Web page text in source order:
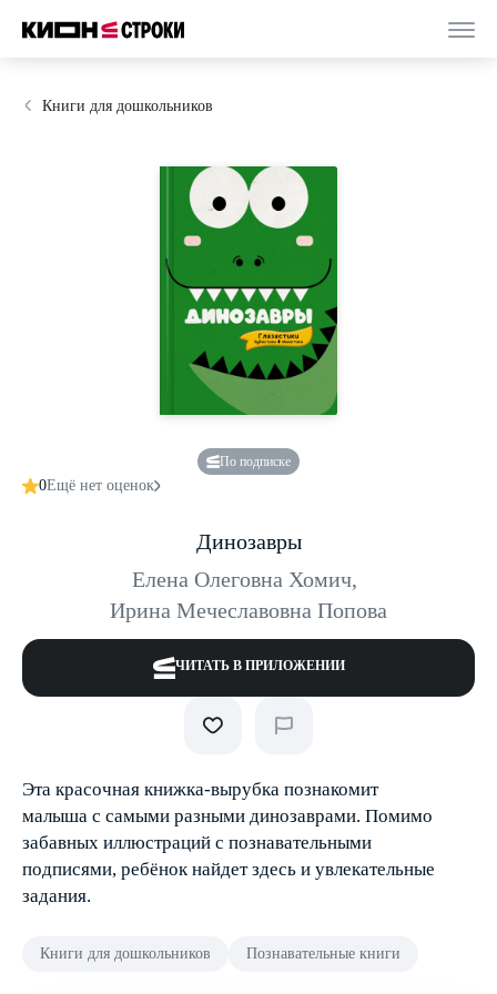
Книги для дошкольников
По подписке
0Ещё нет оценок
Динозавры
Елена Олеговна Хомич,
Ирина Мечеславовна Попова
ЧИТАТЬ В ПРИЛОЖЕНИИ
Эта красочная книжка-вырубка познакомит
малыша с самыми разными динозаврами. Помимо
забавных иллюстраций с познавательными
подписями, ребёнок найдет здесь и увлекательные
задания.
Книги для дошкольников Познавательные книги